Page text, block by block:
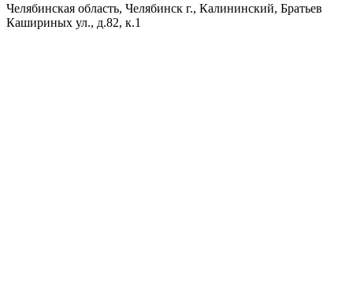
Челябинская область, Челябинск г., Калининский, Братьев
Кашириных ул., д.82, к.1